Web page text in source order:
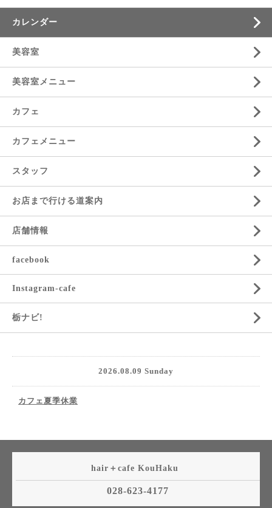
カレンダー
美容室
美容室メニュー
カフェ
カフェメニュー
スタッフ
お店まで行ける道案内
店舗情報
facebook
Instagram-cafe
栃ナビ!
2026.08.09 Sunday
カフェ夏季休業
hair＋cafe KouHaku
028-623-4177